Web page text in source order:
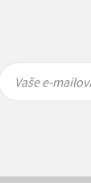
mailová
mailová
Vaše e-